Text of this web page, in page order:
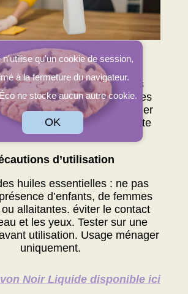
ça marche ?
participe au nettoyage des
savon noir aide à éliminer les
et peut laisser un léger
que l’huile essentielle apporte
une odeur agréable.
d’utilisation
huiles essentielles : ne pas
d’enfants, de femmes
allaitantes. éviter le contact
et les yeux. Tester sur une
utilisation. Usage ménager
uniquement.
Noir Liquide disponible ici
n'utilise qu'un cookie de session,
à la fermeture du navigateur.
ne stocke aucun autre cookie.
OK